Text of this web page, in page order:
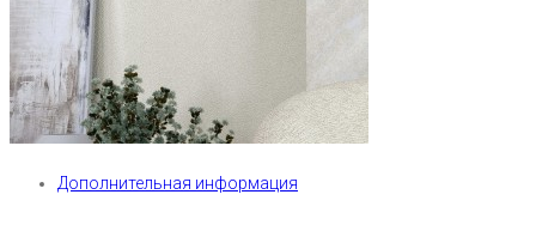
Дополнительная информация